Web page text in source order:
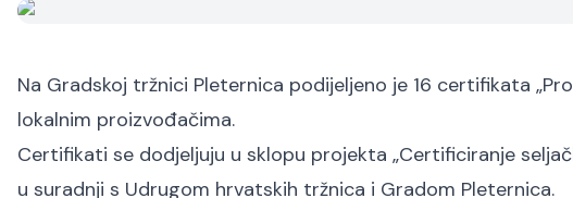
Na Gradskoj tržnici Pleternica podijeljeno je 16 certifikata
lokalnim proizvođačima.
Certifikati se dodjeljuju u sklopu projekta „Certificiranje
u suradnji s Udrugom hrvatskih tržnica i Gradom Pleternica.